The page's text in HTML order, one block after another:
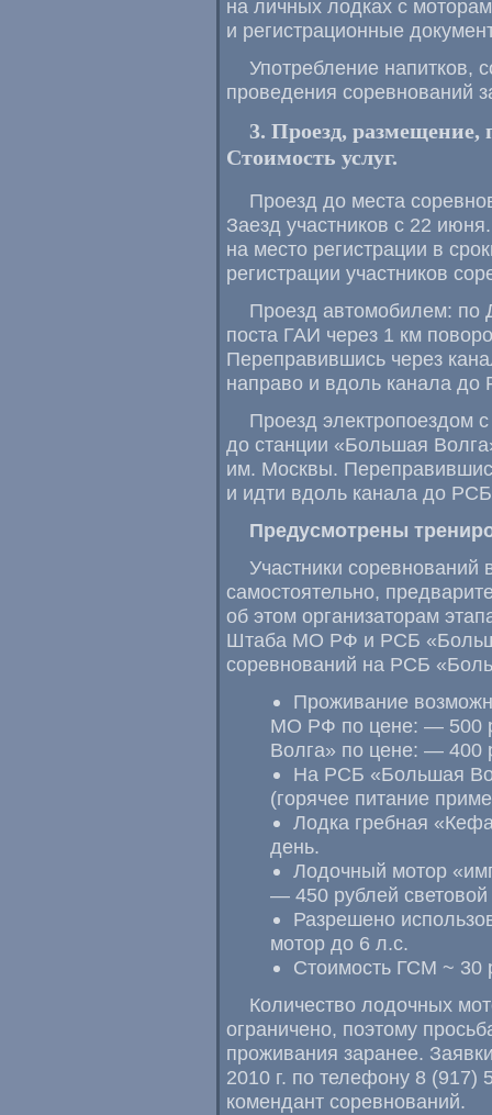
на личных лодках с
и регистрационные
Употребление напитков,
проведения соревнований
3. Проезд,
Стоимость услуг.
Проезд до места
Заезд участников с 22
на место регистрации в
регистрации участников
Проезд автомобилем: по
поста ГАИ через 1 км
Переправившись через
направо и вдоль канала
Проезд электропоездом
до станции «Большая
им. Москвы.
и идти вдоль канала до
Предусмотрены
Участники
самостоятельно,
об этом организаторам
Штаба МО РФ и РСБ
соревнований на РСБ
Проживание
МО РФ по цене: — 500
Волга» по цене: — 400
На РСБ «Большая
(горячее питание
Лодка гребная
день.
Лодочный мотор
— 450 рублей световой
Разрешено
мотор до 6 л.с.
Стоимость ГСМ ~ 30
Количество лодочных
ограничено, поэтому
проживания заранее.
2010 г. по телефону 8 (917)
комендант соревнований.